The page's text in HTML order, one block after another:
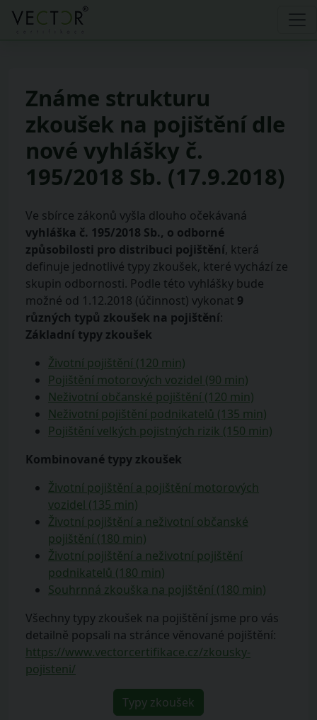
Známe strukturu
zkoušek na pojištění dle
nové vyhlášky č.
195/2018 Sb. (17.9.2018)
Ve sbírce zákonů vyšla dlouho očekávaná
vyhláška č. 195/2018 Sb., o odborné
způsobilosti pro distribuci pojištění, která
definuje jednotlivé typy zkoušek, které vychází ze
skupin odbornosti. Podle této vyhlášky bude
možné od 1.12.2018 (účinnost) vykonat 9
různých typů zkoušek na pojištění:
Základní typy zkoušek
Životní pojištění (120 min)
Pojištění motorových vozidel (90 min)
Neživotní občanské pojištění (120 min)
Neživotní pojištění podnikatelů (135 min)
Pojištění velkých pojistných rizik (150 min)
Kombinované typy zkoušek
Životní pojištění a pojištění motorových
vozidel (135 min)
Životní pojištění a neživotní občanské
pojištění (180 min)
Životní pojištění a neživotní pojištění
podnikatelů (180 min)
Souhrnná zkouška na pojištění (180 min)
Všechny typy zkoušek na pojištění jsme pro vás
detailně popsali na stránce věnované pojištění:
https://www.vectorcertifikace.cz/zkousky-
pojisteni/
Typy zkoušek